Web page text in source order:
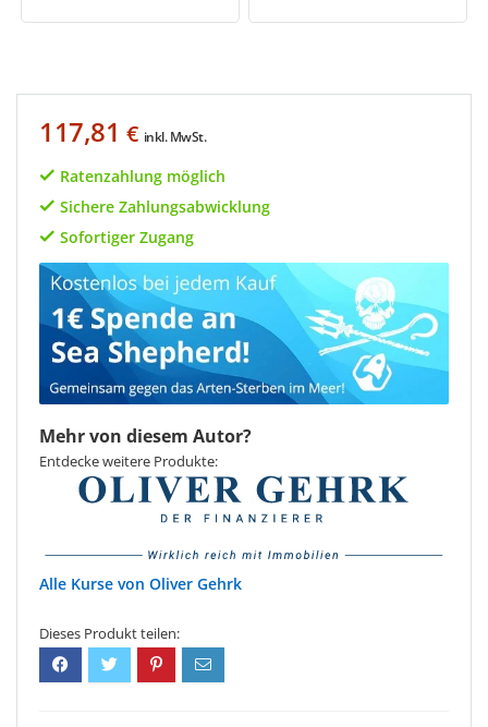
117,81 € inkl. MwSt.
Ratenzahlung möglich
Sichere Zahlungsabwicklung
Sofortiger Zugang
Mehr von diesem Autor?
Entdecke weitere Produkte:
Oliver Gehrk